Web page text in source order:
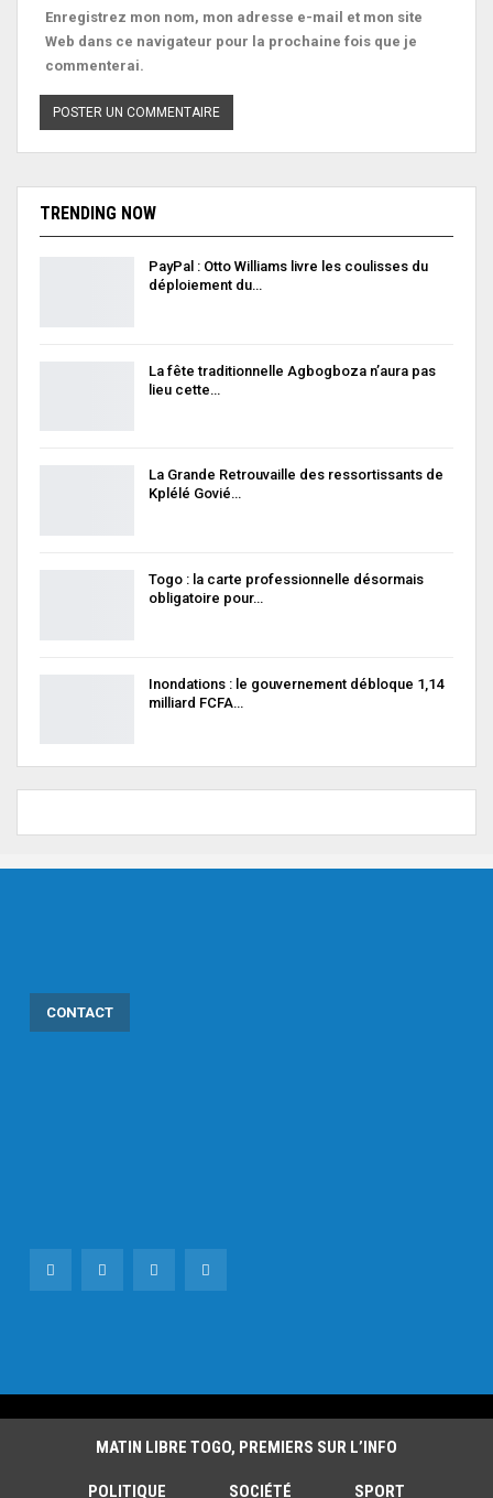
Enregistrez mon nom, mon adresse e-mail et mon site
Web dans ce navigateur pour la prochaine fois que je
commenterai.
TRENDING NOW
PayPal : Otto Williams livre les coulisses du
déploiement du…
La fête traditionnelle Agbogboza n’aura pas
lieu cette…
La Grande Retrouvaille des ressortissants de
Kplélé Govié…
Togo : la carte professionnelle désormais
obligatoire pour…
Inondations : le gouvernement débloque 1,14
milliard FCFA…
CONTACT
MATIN LIBRE TOGO, PREMIERS SUR L’INFO
POLITIQUE SOCIÉTÉ SPORT